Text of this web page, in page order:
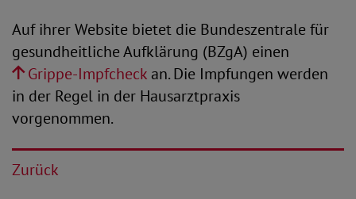
Auf ihrer Website bietet die Bundeszentrale für
gesundheitliche Aufklärung (BZgA) einen
Grippe-Impfcheck an. Die Impfungen werden
in der Regel in der Hausarztpraxis
vorgenommen.
Zurück